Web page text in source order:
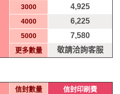
3000 4,925
4000 6,225
5000 7,580
更多數量 敬請洽詢客服
信封數量
信封印刷費